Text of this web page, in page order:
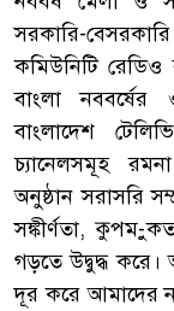
সরকারি-
কমিউনিটি রেডিও
বাংলা নববর্ষের
বাংলাদেশ
চ্যানেলসমূহ
অনুষ্ঠান সরাসরি
সঙ্কীর্ণতা, কুপম-ু
গড়তে উদ্বুদ্ধ
দূর করে আমাদের